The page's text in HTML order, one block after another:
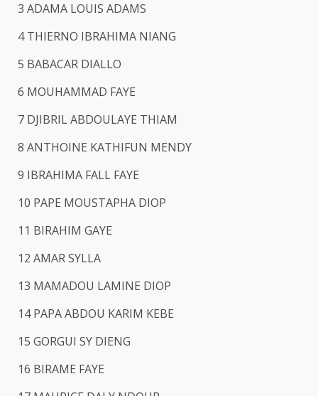
3 ADAMA LOUIS ADAMS
4 THIERNO IBRAHIMA NIANG
5 BABACAR DIALLO
6 MOUHAMMAD FAYE
7 DJIBRIL ABDOULAYE THIAM
8 ANTHOINE KATHIFUN MENDY
9 IBRAHIMA FALL FAYE
10 PAPE MOUSTAPHA DIOP
11 BIRAHIM GAYE
12 AMAR SYLLA
13 MAMADOU LAMINE DIOP
14 PAPA ABDOU KARIM KEBE
15 GORGUI SY DIENG
16 BIRAME FAYE